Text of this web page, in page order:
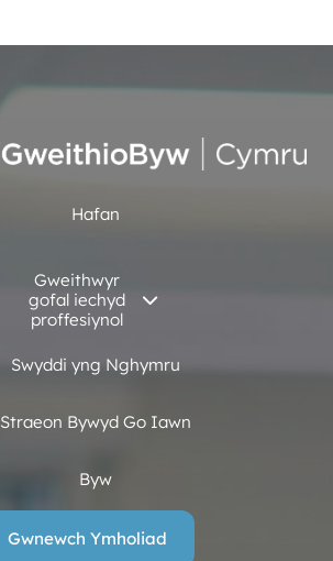
Hafan
Gweithwyr
gofal iechyd
proffesiynol
Swyddi yng Nghymru
Straeon Bywyd Go Iawn
Byw
Gwnewch Ymholiad